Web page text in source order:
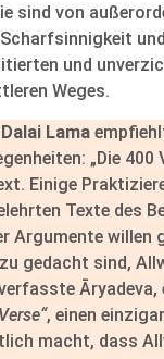
sind von
und
Weges.
Lama
„Die 400
Einige
Texte des
Argumente willen
gedacht sind,
Āryadeva,
, einen
macht, dass